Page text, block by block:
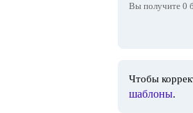
Вы получите 0
Чтобы
шаблоны.